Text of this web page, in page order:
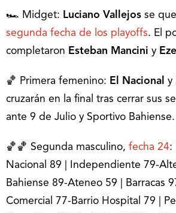
🏎️ Midget: Luciano Vallejos se
segunda fecha de los playoffs. El
completaron Esteban Mancini y
🏀 Primera femenino: El Nacional y
cruzarán en la final tras cerrar sus
ante 9 de Julio y Sportivo Bahiense.
🏀🏀 Segunda masculino, fecha 24:
Nacional 89 | Independiente 79-
Bahiense 89-Ateneo 59 | Barracas
Comercial 77-Barrio Hospital 79 |